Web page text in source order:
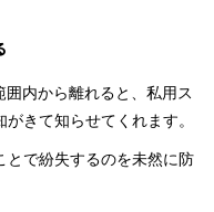
内から離れると、私用ス
きて知らせてくれます。
とで紛失するのを未然に防